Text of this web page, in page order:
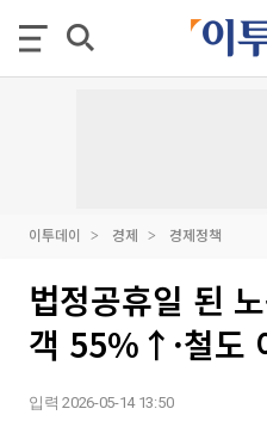
이투데이 경제 경제정책
법정공휴일 된
객 55%↑·철도
입력 2026-05-14 13:50